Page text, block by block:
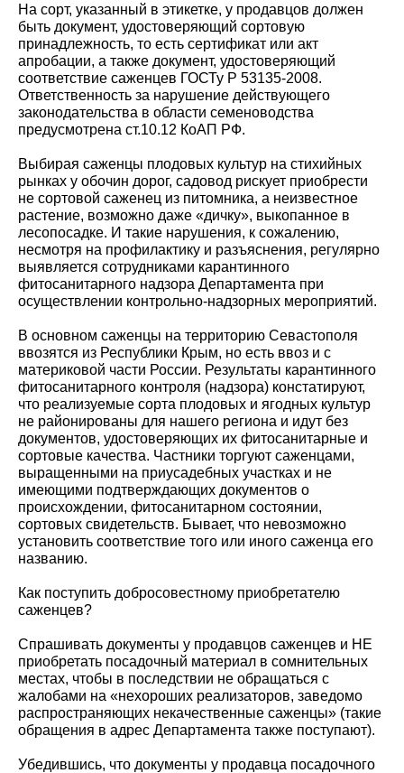
На сорт, указанный в этикетке, у продавцов должен
быть документ, удостоверяющий сортовую
принадлежность, то есть сертификат или акт
апробации, а также документ, удостоверяющий
соответствие саженцев ГОСТу Р 53135-2008.
Ответственность за нарушение действующего
законодательства в области семеноводства
предусмотрена ст.10.12 КоАП РФ.
Выбирая саженцы плодовых культур на стихийных
рынках у обочин дорог, садовод рискует приобрести
не сортовой саженец из питомника, а неизвестное
растение, возможно даже «дичку», выкопанное в
лесопосадке. И такие нарушения, к сожалению,
несмотря на профилактику и разъяснения, регулярно
выявляется сотрудниками карантинного
фитосанитарного надзора Департамента при
осуществлении контрольно-надзорных мероприятий.
В основном саженцы на территорию Севастополя
ввозятся из Республики Крым, но есть ввоз и с
материковой части России. Результаты карантинного
фитосанитарного контроля (надзора) констатируют,
что реализуемые сорта плодовых и ягодных культур
не районированы для нашего региона и идут без
документов, удостоверяющих их фитосанитарные и
сортовые качества. Частники торгуют саженцами,
выращенными на приусадебных участках и не
имеющими подтверждающих документов о
происхождении, фитосанитарном состоянии,
сортовых свидетельств. Бывает, что невозможно
установить соответствие того или иного саженца его
названию.
Как поступить добросовестному приобретателю
саженцев?
Спрашивать документы у продавцов саженцев и НЕ
приобретать посадочный материал в сомнительных
местах, чтобы в последствии не обращаться с
жалобами на «нехороших реализаторов, заведомо
распространяющих некачественные саженцы» (такие
обращения в адрес Департамента также поступают).
Убедившись, что документы у продавца посадочного